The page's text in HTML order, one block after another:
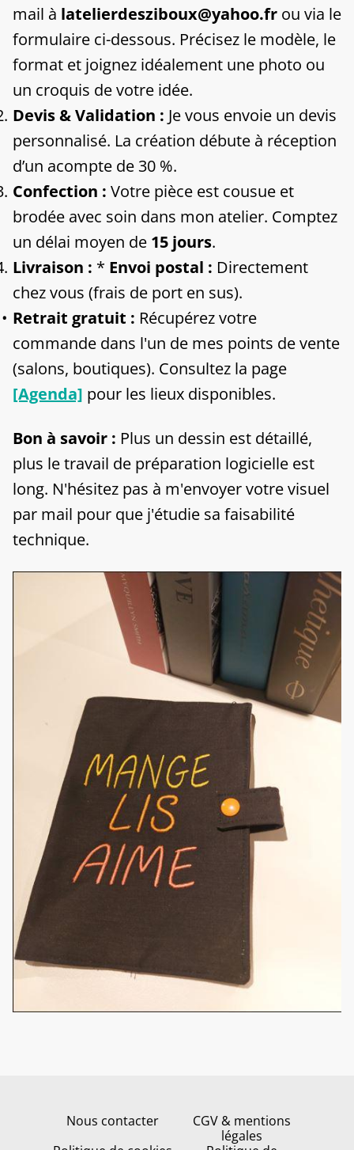
mail à latelierdesziboux@yahoo.fr ou via le
formulaire ci-dessous. Précisez le modèle, le
format et joignez idéalement une photo ou
un croquis de votre idée.
Devis & Validation : Je vous envoie un devis
personnalisé. La création débute à réception
d’un acompte de 30 %.
Confection : Votre pièce est cousue et
brodée avec soin dans mon atelier. Comptez
un délai moyen de 15 jours.
Livraison : * Envoi postal : Directement
chez vous (frais de port en sus).
Retrait gratuit : Récupérez votre
commande dans l'un de mes points de vente
(salons, boutiques). Consultez la page
[Agenda] pour les lieux disponibles.
Bon à savoir : Plus un dessin est détaillé,
plus le travail de préparation logicielle est
long. N'hésitez pas à m'envoyer votre visuel
par mail pour que j'étudie sa faisabilité
technique.
Nous contacter
CGV & mentions
légales